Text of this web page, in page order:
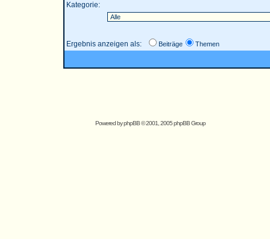
Kategorie:
Ergebnis anzeigen als: Beiträge Themen
Powered byphpBB© 2001, 2005 phpBB Group